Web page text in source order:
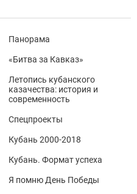
Панорама
«Битва за Кавказ»
Летопись кубанского
казачества: история и
современность
Спецпроекты
Кубань 2000-2018
Кубань. Формат успеха
Я помню День Победы